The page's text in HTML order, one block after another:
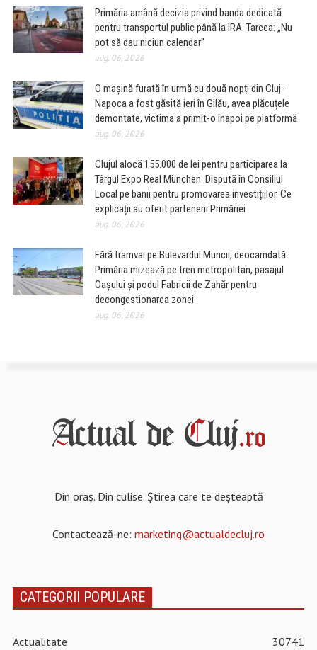
Primăria amână decizia privind banda dedicată
pentru transportul public până la IRA. Tarcea: „Nu
pot să dau niciun calendar”
aug. 06, 2026
O mașină furată în urmă cu două nopți din Cluj-
Napoca a fost găsită ieri în Gilău, avea plăcuțele
demontate, victima a primit-o înapoi pe platformă
aug. 06, 2026
Clujul alocă 155.000 de lei pentru participarea la
Târgul Expo Real München. Dispută în Consiliul
Local pe banii pentru promovarea investițiilor. Ce
explicații au oferit partenerii Primăriei
aug. 06, 2026
Fără tramvai pe Bulevardul Muncii, deocamdată.
Primăria mizează pe tren metropolitan, pasajul
Oașului și podul Fabricii de Zahăr pentru
decongestionarea zonei
aug. 06, 2026
Din oraș. Din culise. Știrea care te deșteaptă
Contactează-ne: marketing@actualdecluj.ro
CATEGORII POPULARE
Actualitate 30741